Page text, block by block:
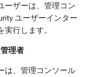
ーザーは、管理コン
ユーザーインター
行します。
理者
は、管理コンソール